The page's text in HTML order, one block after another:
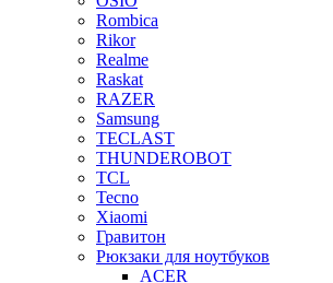
Rombica
Rikor
Realme
Raskat
RAZER
Samsung
TECLAST
THUNDEROBOT
TCL
Tecno
Xiaomi
Гравитон
Рюкзаки для ноутбуков
ACER